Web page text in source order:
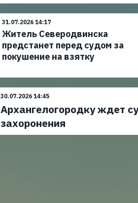
31.07.2026 14:17
Житель Северодвинска
предстанет перед судом за
покушение на взятку
30.07.2026 14:45
Архангелогородку ждет
захоронения